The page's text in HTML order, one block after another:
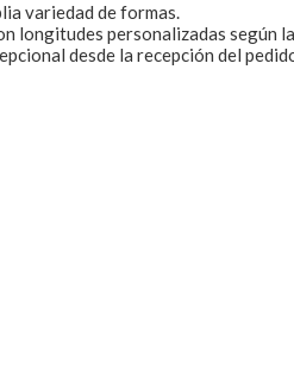
variedad de formas.
longitudes personalizadas según
desde la recepción del